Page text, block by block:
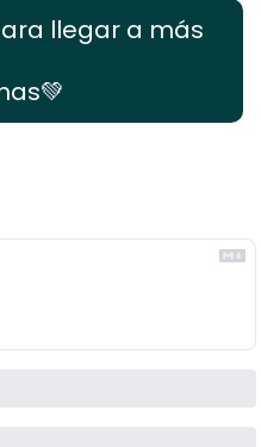
llegar a más
💚